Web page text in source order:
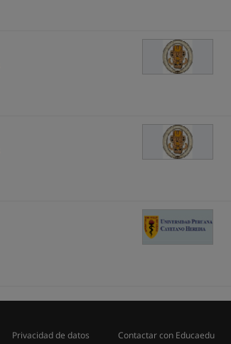
Privacidad de datos Contactar con Educaedu